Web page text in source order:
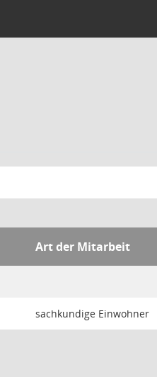
Art der Mitarbeit
sachkundige Einwohner